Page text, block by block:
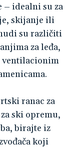
– idealni su za
skijanje ili
su različiti
za leđa,
ranac za
ski opremu,
birajte iz
koji